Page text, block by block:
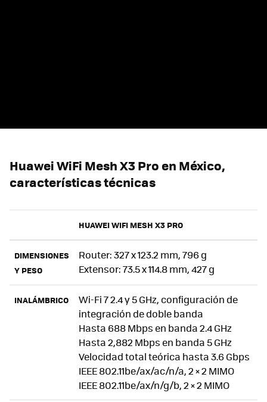
Huawei WiFi Mesh X3 Pro en México,
características técnicas
HUAWEI WIFI MESH X3 PRO
DIMENSIONES
Y PESO
Router: 327 x 123.2 mm, 796 g
Extensor: 73.5 x 114.8 mm, 427 g
INALÁMBRICO
Wi-Fi 7 2.4 y 5 GHz, configuración de
integración de doble banda
Hasta 688 Mbps en banda 2.4 GHz
Hasta 2,882 Mbps en banda 5 GHz
Velocidad total teórica hasta 3.6 Gbps
IEEE 802.11be/ax/ac/n/a, 2 × 2 MIMO
IEEE 802.11be/ax/n/g/b, 2 × 2 MIMO